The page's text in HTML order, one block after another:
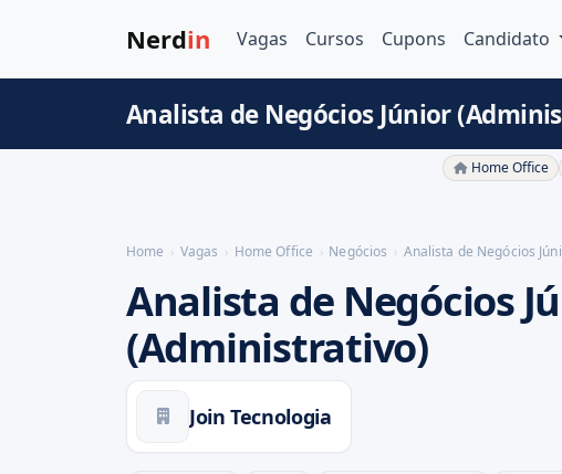
Nerdin Vagas Cursos Cupons Candidato
Analista de Negócios Júnior
Home Office
Home Vagas Home Office Negócios Analista de Negócios
Analista de Negócios
(Administrativo)
Join Tecnologia